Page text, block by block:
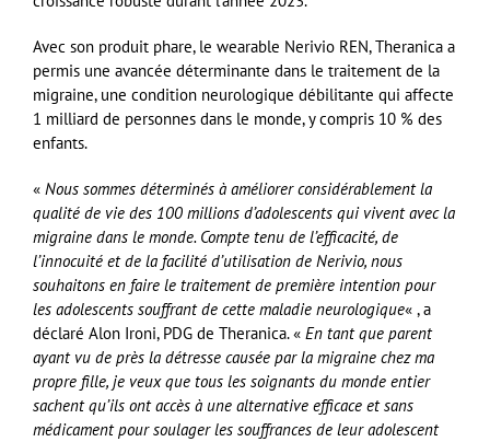
Avec son produit phare, le wearable Nerivio REN, Theranica a
permis une avancée déterminante dans le traitement de la
migraine, une condition neurologique débilitante qui affecte
1 milliard de personnes dans le monde, y compris 10 % des
enfants.
« Nous sommes déterminés à améliorer considérablement la
qualité de vie des 100 millions d’adolescents qui vivent avec la
migraine dans le monde. Compte tenu de l’efficacité, de
l’innocuité et de la facilité d’utilisation de Nerivio, nous
souhaitons en faire le traitement de première intention pour
les adolescents souffrant de cette maladie neurologique« , a
déclaré Alon Ironi, PDG de Theranica. « En tant que parent
ayant vu de près la détresse causée par la migraine chez ma
propre fille, je veux que tous les soignants du monde entier
sachent qu’ils ont accès à une alternative efficace et sans
médicament pour soulager les souffrances de leur adolescent